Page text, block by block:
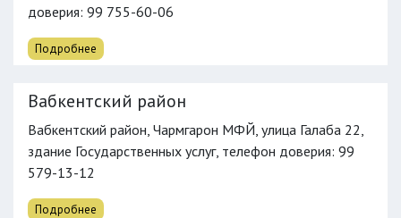
доверия: 99 755-60-06
Подробнее
Вабкентский район
Вабкентский район, Чармгарон МФЙ, улица Галаба 22,
здание Государственных услуг, телефон доверия: 99
579-13-12
Подробнее